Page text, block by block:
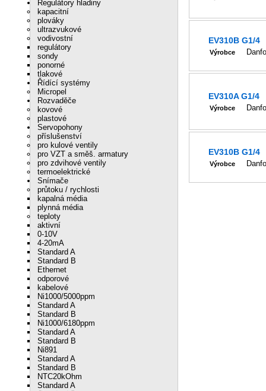
EV310B G1/4
Výrobce
EV310A G1/4
Výrobce
EV310B G1/4
Výrobce
Regulátory hladiny
kapacitní
plováky
ultrazvukové
vodivostní
regulátory
sondy
ponorné
tlakové
Řídící systémy
Micropel
Rozvaděče
kovové
plastové
Servopohony
příslušenství
pro kulové ventily
pro VZT a směš. armatury
pro zdvihové ventily
termoelektrické
Snímače
průtoku / rychlosti
kapalná média
plynná média
teploty
aktivní
0-10V
4-20mA
Standard A
Standard B
Ethernet
odporové
kabelové
Ni1000/5000ppm
Standard A
Standard B
Ni1000/6180ppm
Standard A
Standard B
Ni891
Standard A
Standard B
NTC20kOhm
Standard A